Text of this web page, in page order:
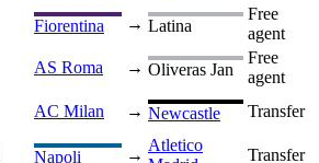
Fiorentina → Latina
Free
agent
AS Roma → Oliveras Jan
Free
agent
AC Milan → Newcastle
Transfer
Napoli →
Atletico
Transfer